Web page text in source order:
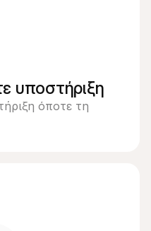
υποστήριξη
όποτε τη